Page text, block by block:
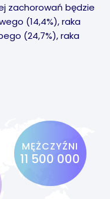
MĘŻCZYŹNI
11 500 000
zachorowań będzie
(14,4%), raka
(24,7%), raka